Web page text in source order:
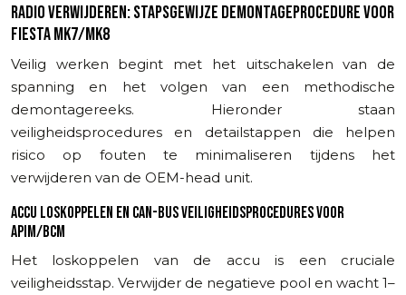
RADIO VERWIJDEREN: STAPSGEWIJZE DEMONTAGEPROCEDURE VOOR
FIESTA MK7/MK8
Veilig werken begint met het uitschakelen van de
spanning en het volgen van een methodische
demontagereeks. Hieronder staan
veiligheidsprocedures en detailstappen die helpen
risico op fouten te minimaliseren tijdens het
verwijderen van de OEM-head unit.
ACCU LOSKOPPELEN EN CAN-BUS VEILIGHEIDSPROCEDURES VOOR
APIM/BCM
Het loskoppelen van de accu is een cruciale
veiligheidsstap. Verwijder de negatieve pool en wacht 1–